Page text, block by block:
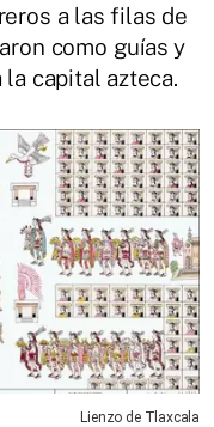
a las filas de
como guías y
capital azteca.
Lienzo de Tlaxcala